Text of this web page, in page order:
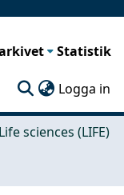
Statistik
Logga in
Life sciences (LIFE)